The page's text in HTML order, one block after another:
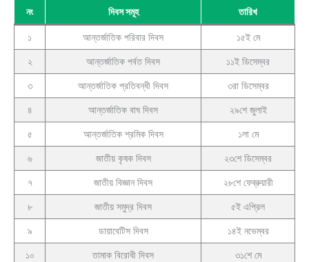
নং দিবস সমূহ তারিখ
১ আন্তর্জাতিক পরিবার দিবস ১৫ই মে
২ আন্তর্জাতিক পর্বত দিবস ১১ই ডিসেম্বর
৩ আন্তর্জাতিক প্রতিবন্ধী দিবস ৩রা ডিসেম্বর
৪ আন্তর্জাতিক বাঘ দিবস ২৯শে জুলাই
৫ আন্তর্জাতিক শ্রমিক দিবস ১লা মে
৬ জাতীয় কৃষক দিবস ২৩শে ডিসেম্বর
৭ জাতীয় বিজ্ঞান দিবস ২৮শে ফেব্রুয়ারী
৮ জাতীয় সমুদ্র দিবস ৫ই এপ্রিল
৯ ডায়াবেটিস দিবস ১৪ই নভেম্বর
১০ তামাক বিরোধী দিবস ৩১শে মে